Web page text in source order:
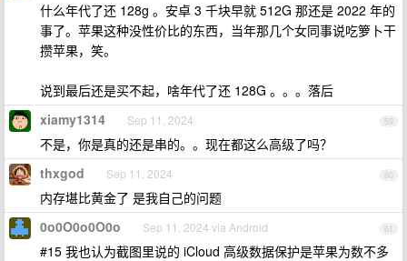
什么年代了还 128g 。安卓 3 千块早就 512G 那还是 2022 年的
事了。苹果这种没性价比的东西，当年那几个女同事说吃箩卜干
攒苹果，笑。
说到最后还是买不起，啥年代了还 128G 。。。落后
59
xiamy1314 Sep 11, 2024
不是，你是真的还是串的。。现在都这么高级了吗？
60
thxgod Sep 11, 2024
内存堪比黄金了 是我自己的问题
61
0o0O0o0O0o Sep 11, 2024 via Android
#15 我也认为截图里说的 iCloud 高级数据保护是苹果为数不多